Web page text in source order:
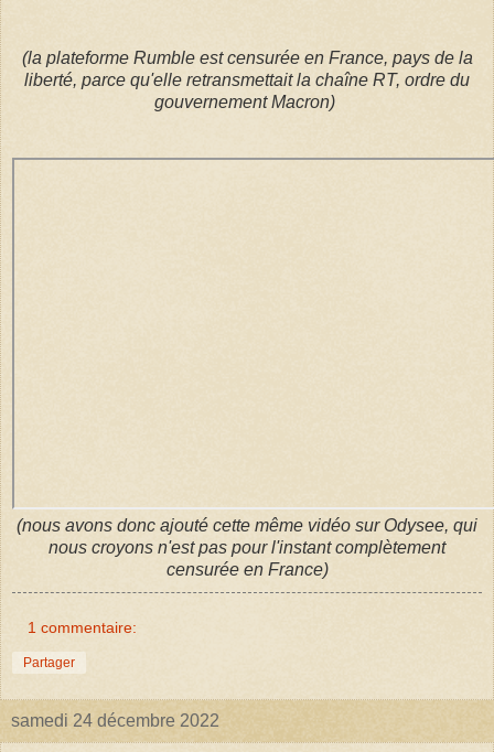
(la plateforme Rumble est censurée en France, pays de la
liberté, parce qu'elle retransmettait la chaîne RT, ordre du
gouvernement Macron)
(nous avons donc ajouté cette même vidéo sur Odysee, qui
nous croyons n'est pas pour l'instant complètement
censurée en France)
1 commentaire:
Partager
samedi 24 décembre 2022